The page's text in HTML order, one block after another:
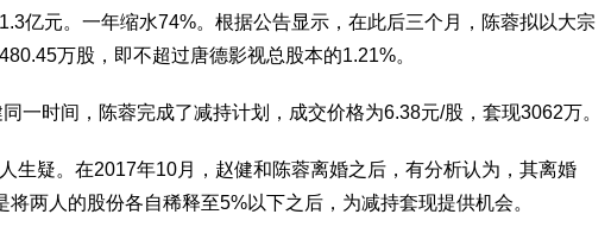
亿元。一年缩水74%。根据公告显示，在此后三个月，陈蓉拟以大宗
万股，即不超过唐德影视总股本的1.21%。
一时间，陈蓉完成了减持计划，成交价格为6.38元/股，套现3062万。
生疑。在2017年10月，赵健和陈蓉离婚之后，有分析认为，其离婚
将两人的股份各自稀释至5%以下之后，为减持套现提供机会。